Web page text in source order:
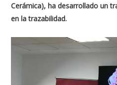
Cerámica), ha desarrollado un
en la trazabilidad.